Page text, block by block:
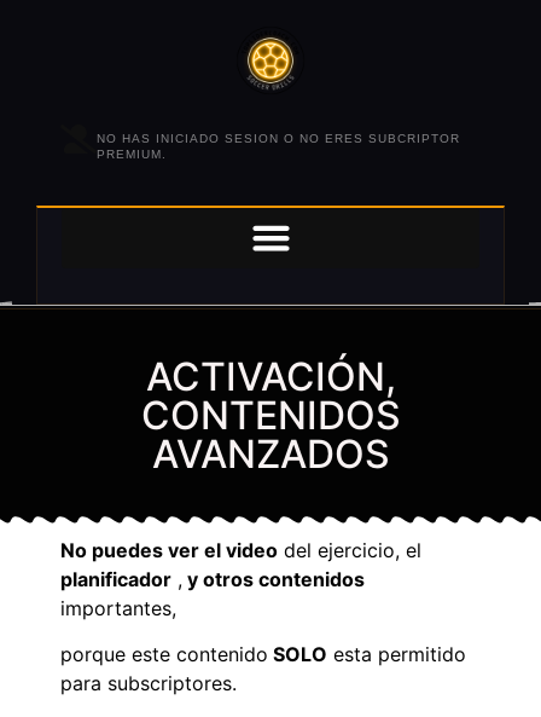
NO HAS INICIADO SESION O NO ERES SUBCRIPTOR
PREMIUM.
ACTIVACIÓN,
CONTENIDOS
AVANZADOS
No puedes ver el video del ejercicio, el
planificador , y otros contenidos
importantes,
porque este contenido SOLO esta permitido
para subscriptores.